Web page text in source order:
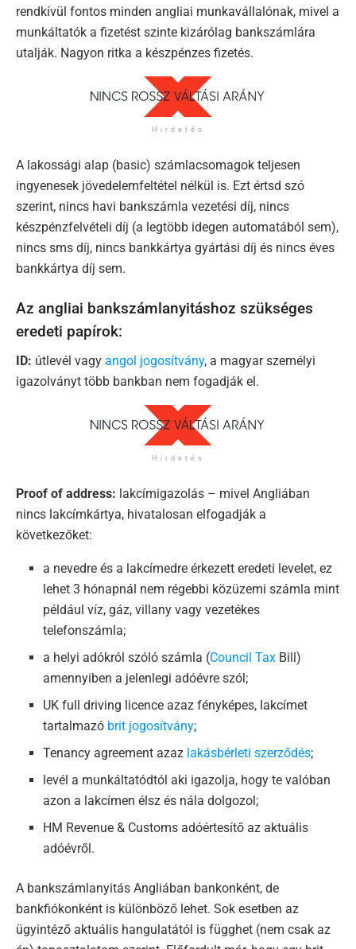
rendkívül fontos minden angliai munkavállalónak, mivel a
munkáltatók a fizetést szinte kizárólag bankszámlára
utalják. Nagyon ritka a készpénzes fizetés.
Hirdetés
A lakossági alap (basic) számlacsomagok teljesen
ingyenesek jövedelemfeltétel nélkül is. Ezt értsd szó
szerint, nincs havi bankszámla vezetési díj, nincs
készpénzfelvételi díj (a legtöbb idegen automatából sem),
nincs sms díj, nincs bankkártya gyártási díj és nincs éves
bankkártya díj sem.
Az angliai bankszámlanyitáshoz szükséges
eredeti papírok:
ID: útlevél vagy angol jogosítvány, a magyar személyi
igazolványt több bankban nem fogadják el.
Hirdetés
Proof of address: lakcímigazolás – mivel Angliában
nincs lakcímkártya, hivatalosan elfogadják a
következőket:
a nevedre és a lakcímedre érkezett eredeti levelet, ez
lehet 3 hónapnál nem régebbi közüzemi számla mint
például víz, gáz, villany vagy vezetékes
telefonszámla;
a helyi adókról szóló számla (Council Tax Bill)
amennyiben a jelenlegi adóévre szól;
UK full driving licence azaz fényképes, lakcímet
tartalmazó brit jogosítvány;
Tenancy agreement azaz lakásbérleti szerződés;
levél a munkáltatódtól aki igazolja, hogy te valóban
azon a lakcímen élsz és nála dolgozol;
HM Revenue & Customs adóértesítő az aktuális
adóévről.
A bankszámlanyitás Angliában bankonként, de
bankfiókonként is különböző lehet. Sok esetben az
ügyintéző aktuális hangulatától is függhet (nem csak az